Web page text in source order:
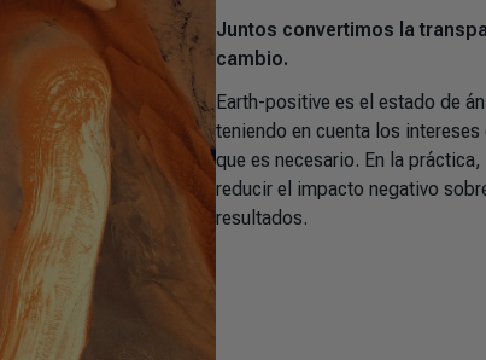
Juntos convertimos la
cambio.
Earth-positive es el estado de
teniendo en cuenta los
que es necesario. En la
reducir el impacto negativo
resultados.